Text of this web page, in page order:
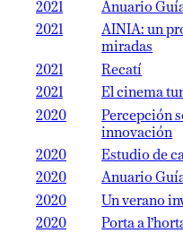
2021
Anuario
2021
AINIA: un
miradas
2021 Recatí
2021
El cinema
2020
Percepción
innovación
2020 Estudio de
2020
Anuario
2020
Un verano
2020
Porta a